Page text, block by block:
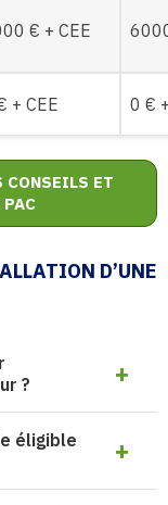
€ + CEE
+ CEE 0 €
CONSEILS ET
D’UNE
?
éligible